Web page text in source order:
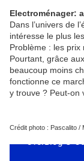
Electroménager:
Dans l’univers de
intéresse le plus
Problème : les prix
Pourtant, grâce
beaucoup moins
fonctionne ce
y trouve ? Peut-on
Crédit photo : Pascalito /